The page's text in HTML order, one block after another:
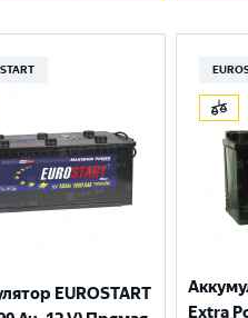
EUROSTART
Extra